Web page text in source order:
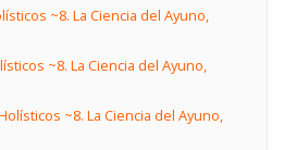
~8. La Ciencia del Ayuno,
~8. La Ciencia del Ayuno,
~8. La Ciencia del Ayuno,